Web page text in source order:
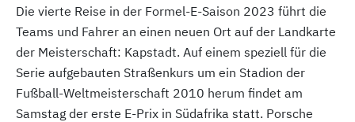
Die vierte Reise in der Formel-E-Saison 2023 führt die
Teams und Fahrer an einen neuen Ort auf der Landkarte
der Meisterschaft: Kapstadt. Auf einem speziell für die
Serie aufgebauten Straßenkurs um ein Stadion der
Fußball-Weltmeisterschaft 2010 herum findet am
Samstag der erste E-Prix in Südafrika statt. Porsche